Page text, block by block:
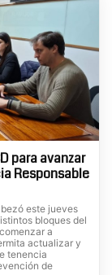
para avanzar
Responsable
este jueves
bloques del
a
actualizar y
tenencia
de